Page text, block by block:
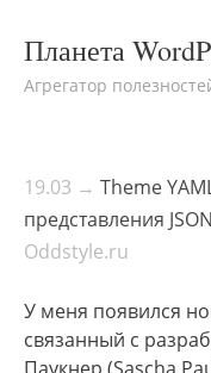
Планета
Агрегатор
19.03 → Theme
представления
Oddstyle.ru
У меня появился
связанный с